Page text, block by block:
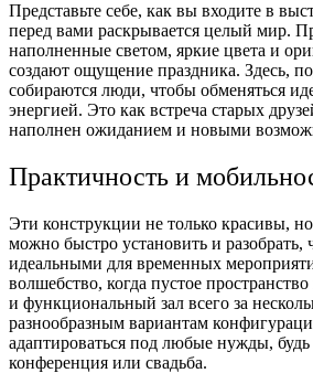
Представьте себе, как вы входите в
перед вами раскрывается целый мир.
наполненные светом, яркие цвета и
создают ощущение праздника. Здесь,
собираются люди, чтобы обменяться
энергией. Это как встреча старых
наполнен ожиданием и новыми
Практичность и
Эти конструкции не только красивы,
можно быстро установить и разобрать,
идеальными для временных
волшебство, когда пустое
и функциональный зал всего за
разнообразным вариантам
адаптироваться под любые нужды, будь
конференция или свадьба.